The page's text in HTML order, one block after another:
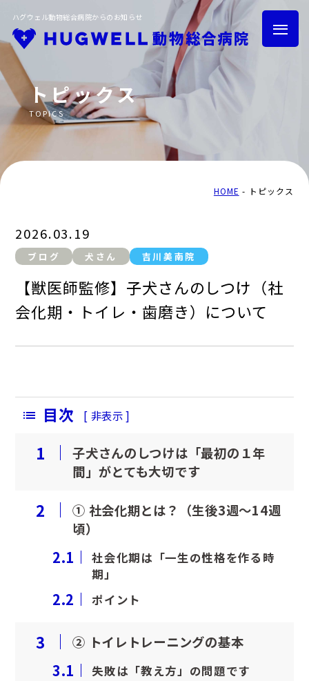
ハグウェル動物総合病院からのお知らせ
HOME
トピックス
採用情報
横浜鶴ヶ峰院
横浜鶴ヶ峰院
吉川美南院
（2026年5月11日開業）
歯科
トピックス
TOPICS
HOME トピックス
2026.03.19
ブログ 犬さん 吉川美南院
【獣医師監修】子犬さんのしつけ（社
会化期・トイレ・歯磨き）について
目次 [ 非表示]
1
子犬さんのしつけは「最初の１年
間」がとても大切です
2
① 社会化期とは？（生後3週～14週
頃）
2.1
社会化期は「一生の性格を作る時
期」
2.2 ポイント
3 ② トイレトレーニングの基本
3.1 失敗は「教え方」の問題です